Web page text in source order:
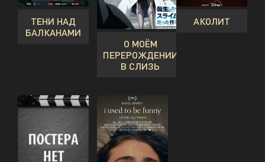
ТЕНИ НАД
БАЛКАНАМИ
О МОЁМ
ПЕРЕРОЖДЕНИИ
В СЛИЗЬ
АКОЛИТ